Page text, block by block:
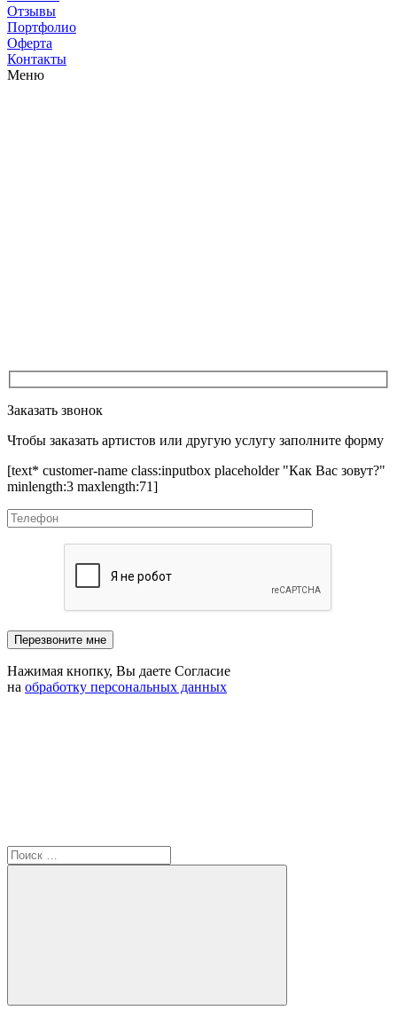
Отзывы
Портфолио
Оферта
Контакты
Меню
Заказать звонок
Чтобы заказать артистов или другую услугу заполните форму
[text* customer-name class:inputbox placeholder "Как Вас зовут?"
minlength:3 maxlength:71]
Нажимая кнопку, Вы даете Согласие
на обработку персональных данных